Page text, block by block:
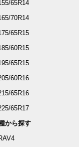
65R14
70R14
65R15
60R15
65R15
60R16
65R16
65R17
から探す